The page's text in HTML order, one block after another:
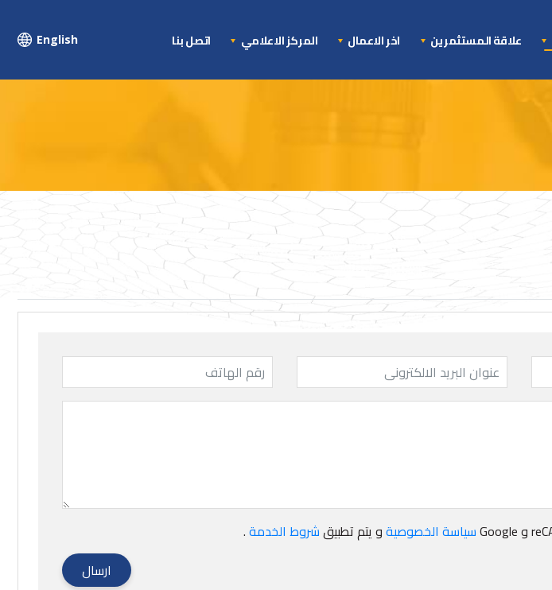
علاقة المستثمرين اخر الاعمال المركز الاعلامي اتصل بنا English
19
21
مارس
سياسة الخصوصيةو يتم تطبيقشروط الخدمة.
ارسال